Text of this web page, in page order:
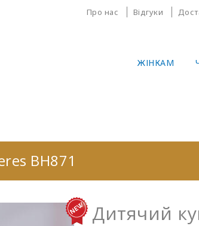
Про нас Відгуки
ЖІНКАМ
BH871
Дитячий